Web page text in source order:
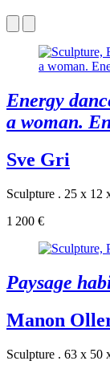
Energy
a woman.
Sve Gri
Sculpture . 25 x 12
1 200 €
Paysage
Manon
Sculpture . 63 x 50